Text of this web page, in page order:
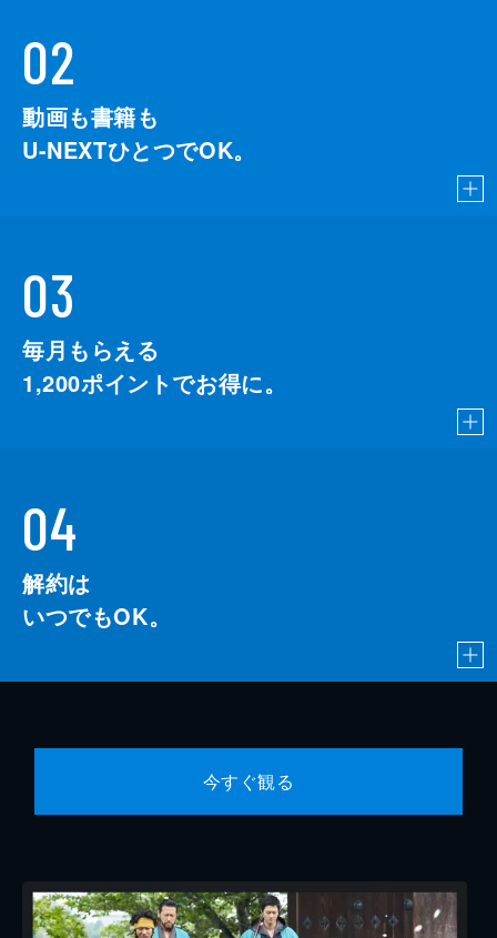
02
動画も書籍も
U-NEXTひとつでOK。
03
毎月もらえる
1,200ポイントでお得に。
04
解約は
いつでもOK。
今すぐ観る